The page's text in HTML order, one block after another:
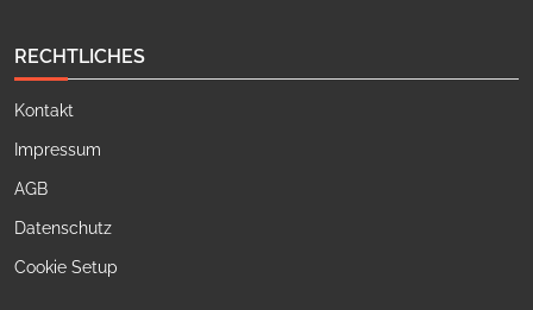
RECHTLICHES
Kontakt
Impressum
AGB
Datenschutz
Cookie Setup